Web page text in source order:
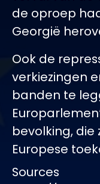
de oproep
Georgië
Ook de
verkiezingen
banden te
bevolking,
Europese
Sources